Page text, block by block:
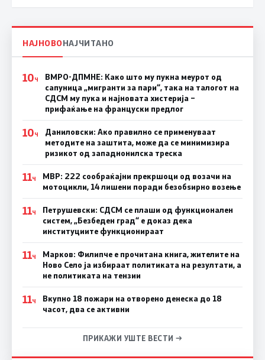
НАЈНОВОНАЈЧИТАНО
10Ч
ВМРО-ДПМНЕ: Како што му пукна меурот од
сапуница „мигранти за пари“, така на талогот на
СДСМ му пука и најновата хистерија –
прифаќање на француски предлог
10Ч
Даниловски: Ако правилно се применуваат
методите на заштита, може да се минимизира
ризикот од западнонилска треска
11Ч
МВР: 222 сообраќајни прекршоци од возачи на
мотоцикли, 14 лишени поради безобѕирно возење
11Ч
Петрушевски: СДСМ се плаши од функционален
систем, „Безбеден град“ е доказ дека
институциите функционираат
11Ч
Марков: Филипче е прочитана книга, жителите на
Ново Село ја избираат политиката на резултати, а
не политиката на тензии
11Ч
Вкупно 18 пожари на отворено денеска до 18
часот, два се активни
ПРИКАЖИ УШТЕ ВЕСТИ →